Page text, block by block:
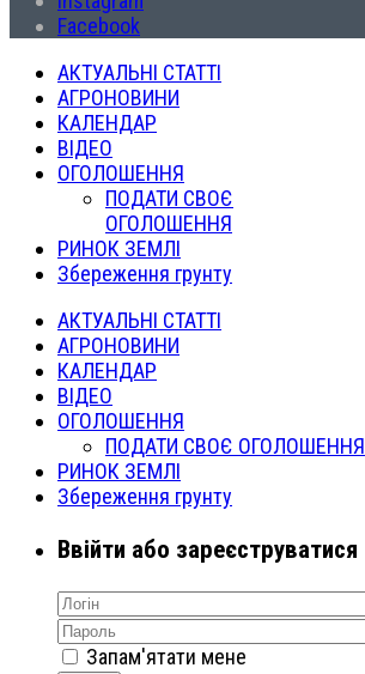
Facebook
АКТУАЛЬНІ СТАТТІ
АГРОНОВИНИ
КАЛЕНДАР
ВІДЕО
ОГОЛОШЕННЯ
ПОДАТИ СВОЄ
ОГОЛОШЕННЯ
РИНОК ЗЕМЛІ
Збереження грунту
АКТУАЛЬНІ СТАТТІ
АГРОНОВИНИ
КАЛЕНДАР
ВІДЕО
ОГОЛОШЕННЯ
ПОДАТИ СВОЄ ОГОЛОШЕННЯ
РИНОК ЗЕМЛІ
Збереження грунту
Ввійти або зареєструватися
Запам'ятати мене